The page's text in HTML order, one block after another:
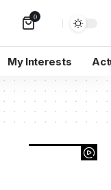
0
My Interests